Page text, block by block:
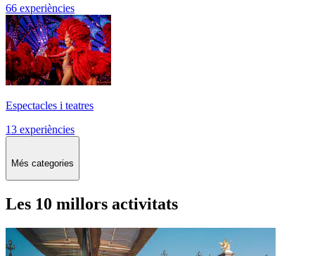
66 experiències
Espectacles i teatres
13 experiències
Més categories
Les 10 millors activitats